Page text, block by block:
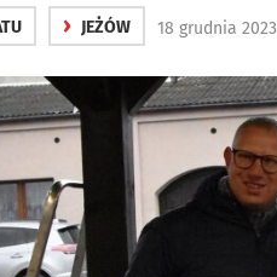
› JEŻÓW 18 grudnia 2023